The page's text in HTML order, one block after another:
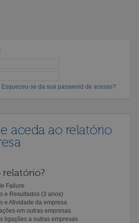
Esqueceu-se da sua password de acesso?
aceda ao relatório
Failure
e Resultados (3 anos)
e Atividade da empresa
em outras empresas
ligações a outras empresas